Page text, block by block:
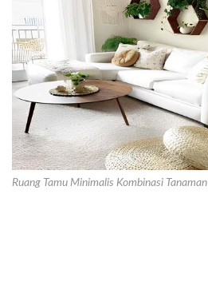
Ruang Tamu Minimalis Kombinasi Tanaman